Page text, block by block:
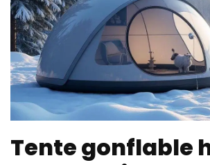
Tente gonflable